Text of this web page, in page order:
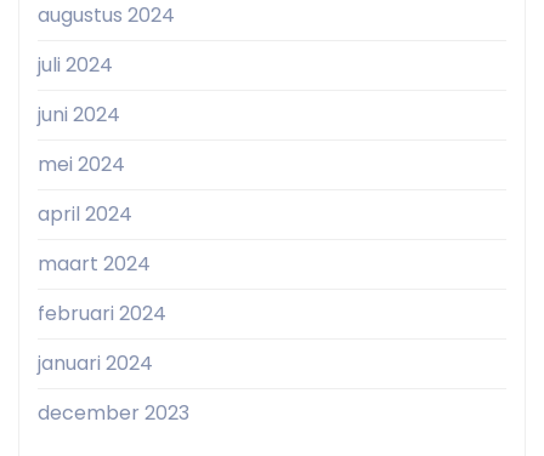
augustus 2024
juli 2024
juni 2024
mei 2024
april 2024
maart 2024
februari 2024
januari 2024
december 2023